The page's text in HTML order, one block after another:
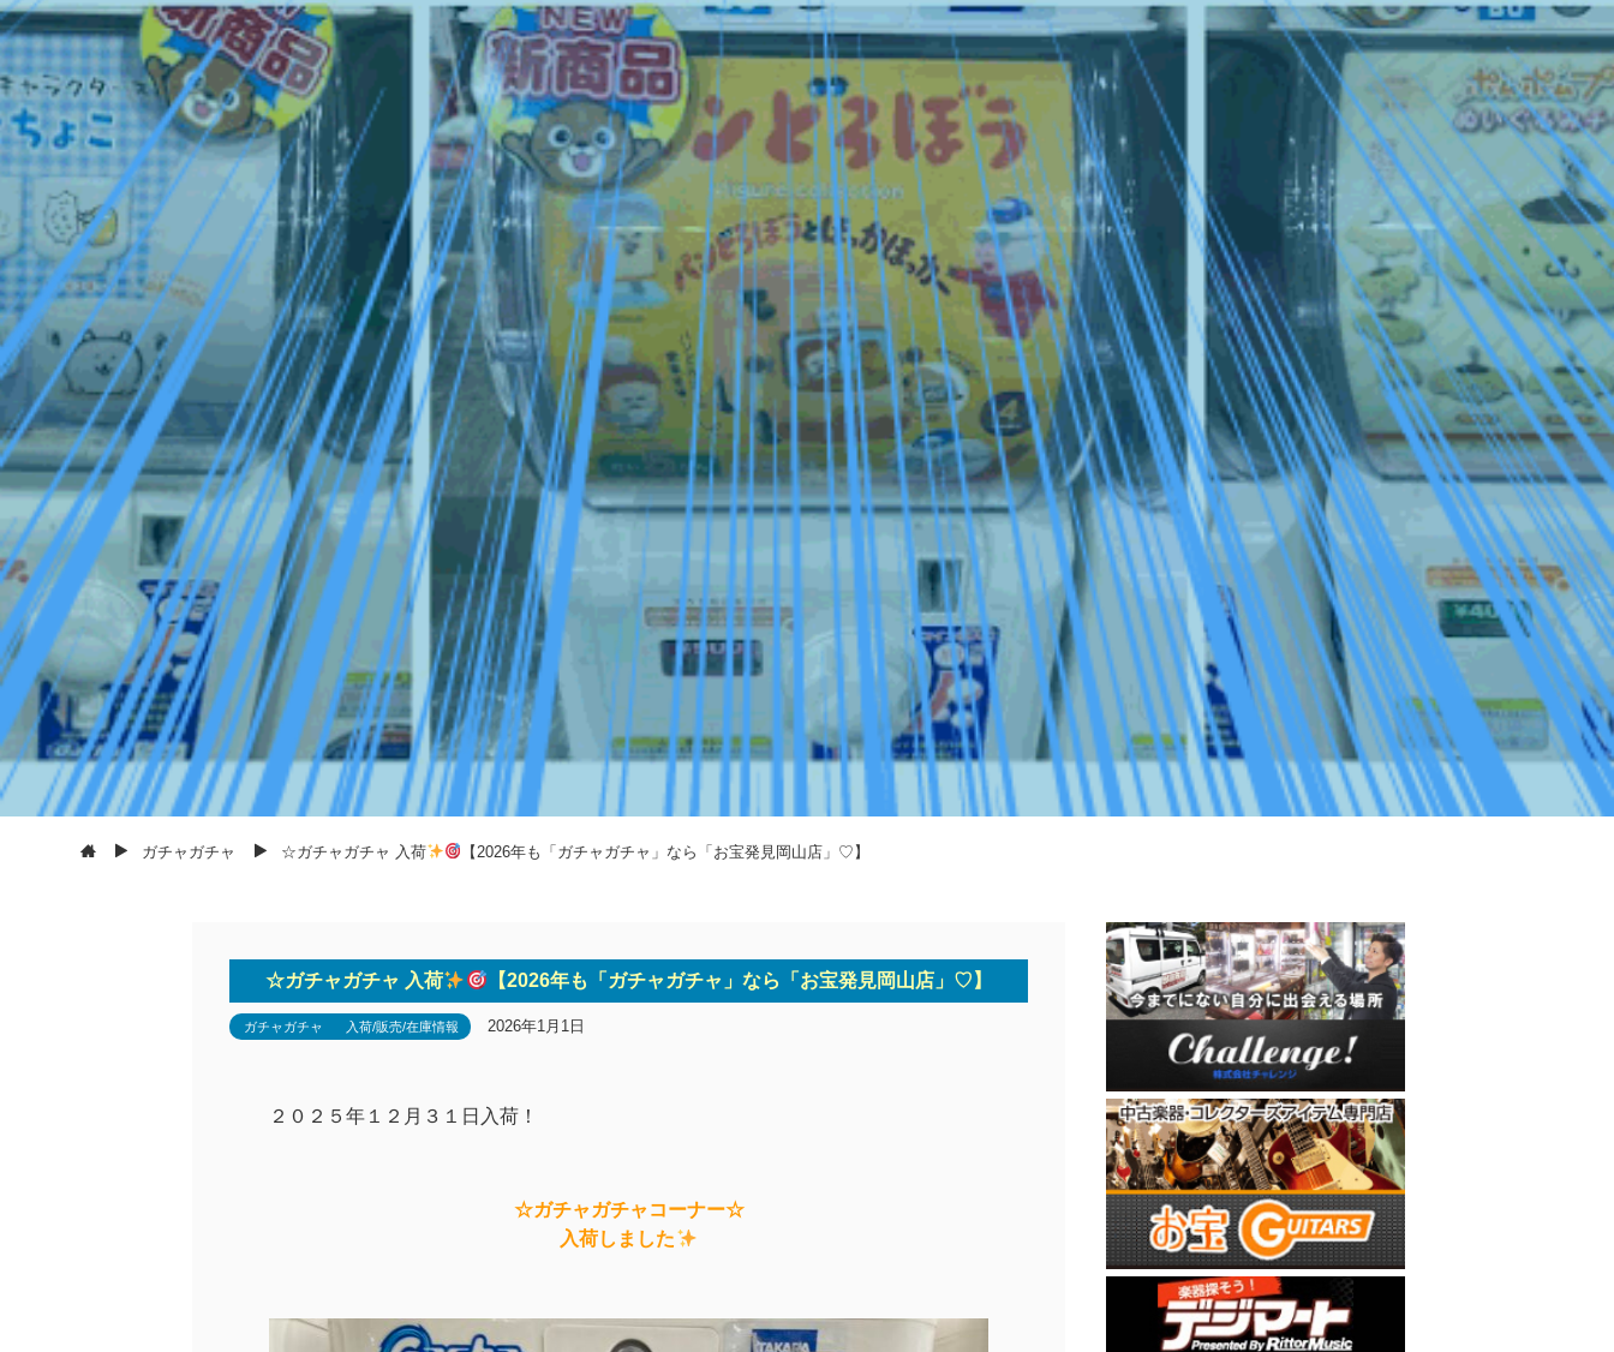
ガチャガチャ ☆ガチャガチャ 入荷 【2026年も「ガチャガチャ」なら「お宝発見岡山店」♡】
☆ガチャガチャ 入荷 【2026年も「ガチャガチャ」なら「お宝発見岡山店」♡】
ガチャガチャ 入荷/販売/在庫情報 2026年1月1日
２０２５年１２月３１日入荷！
☆ガチャガチャコーナー☆
入荷しました